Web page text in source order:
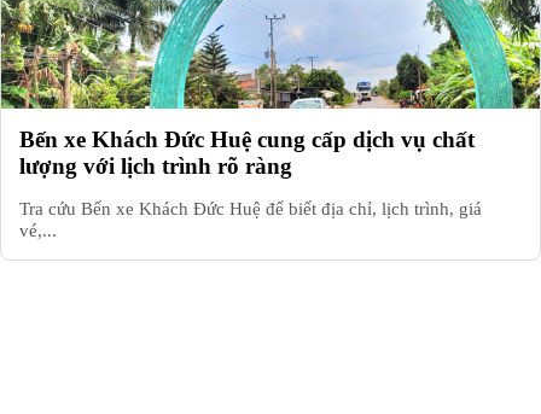
Bến xe Khách Đức Huệ cung cấp dịch vụ chất
lượng với lịch trình rõ ràng
Tra cứu Bến xe Khách Đức Huệ để biết địa chỉ, lịch trình, giá
vé,...